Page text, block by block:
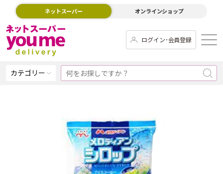
ネットスーパー オンラインショップ
ログイン･会員登録
カテゴリー